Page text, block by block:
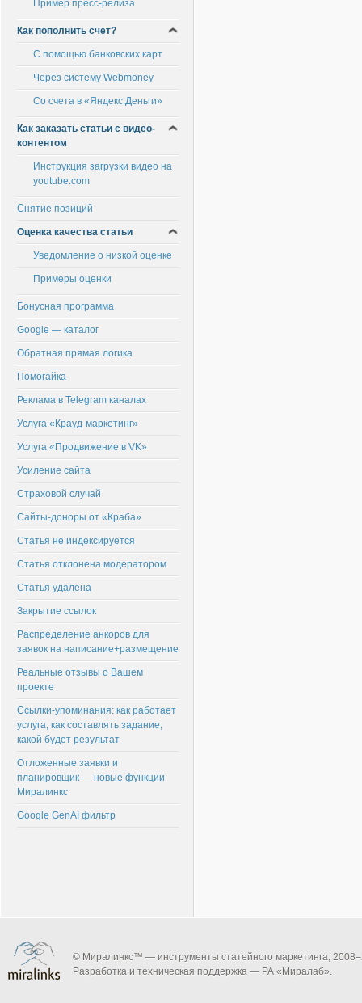
Пример пресс-релиза
Как пополнить счет?
С помощью банковских карт
Через систему Webmoney
Со счета в «Яндекс.Деньги»
Как заказать статьи с видео-
контентом
Инструкция загрузки видео на
youtube.com
Снятие позиций
Оценка качества статьи
Уведомление о низкой оценке
Примеры оценки
Бонусная программа
Google — каталог
Обратная прямая логика
Помогайка
Реклама в Telegram каналах
Услуга «Крауд-маркетинг»
Услуга «Продвижение в VK»
Усиление сайта
Страховой случай
Сайты-доноры от «Краба»
Статья не индексируется
Статья отклонена модератором
Статья удалена
Закрытие ссылок
Распределение анкоров для
заявок на написание+размещение
Реальные отзывы о Вашем
проекте
Ссылки-упоминания: как работает
услуга, как составлять задание,
какой будет результат
Отложенные заявки и
планировщик — новые функции
Миралинкс
Google GenAI фильтр
© Миралинкс™ — инструменты статейного маркетинга, 2008–
Разработка и техническая поддержка — РА «Миралаб».